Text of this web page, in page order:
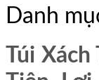
Danh
Túi